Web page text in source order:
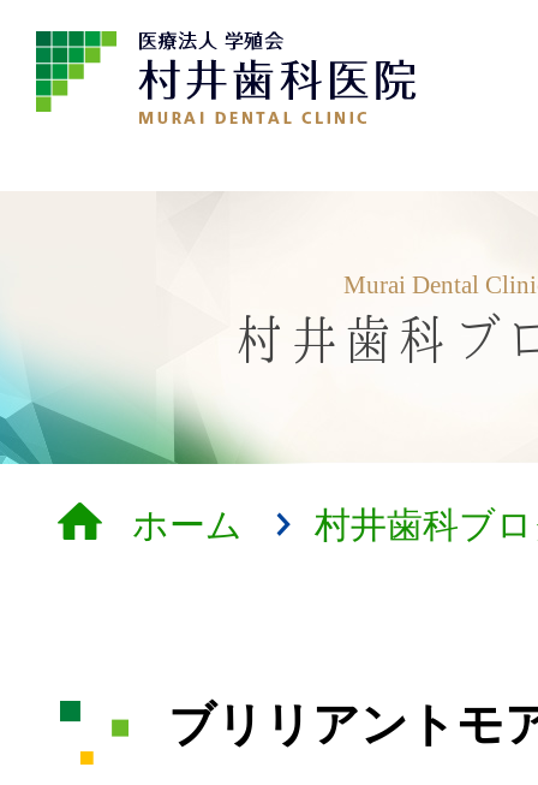
Murai Dental
村井歯科ブ
ホーム 村井歯科ブ
ブリリアントモ